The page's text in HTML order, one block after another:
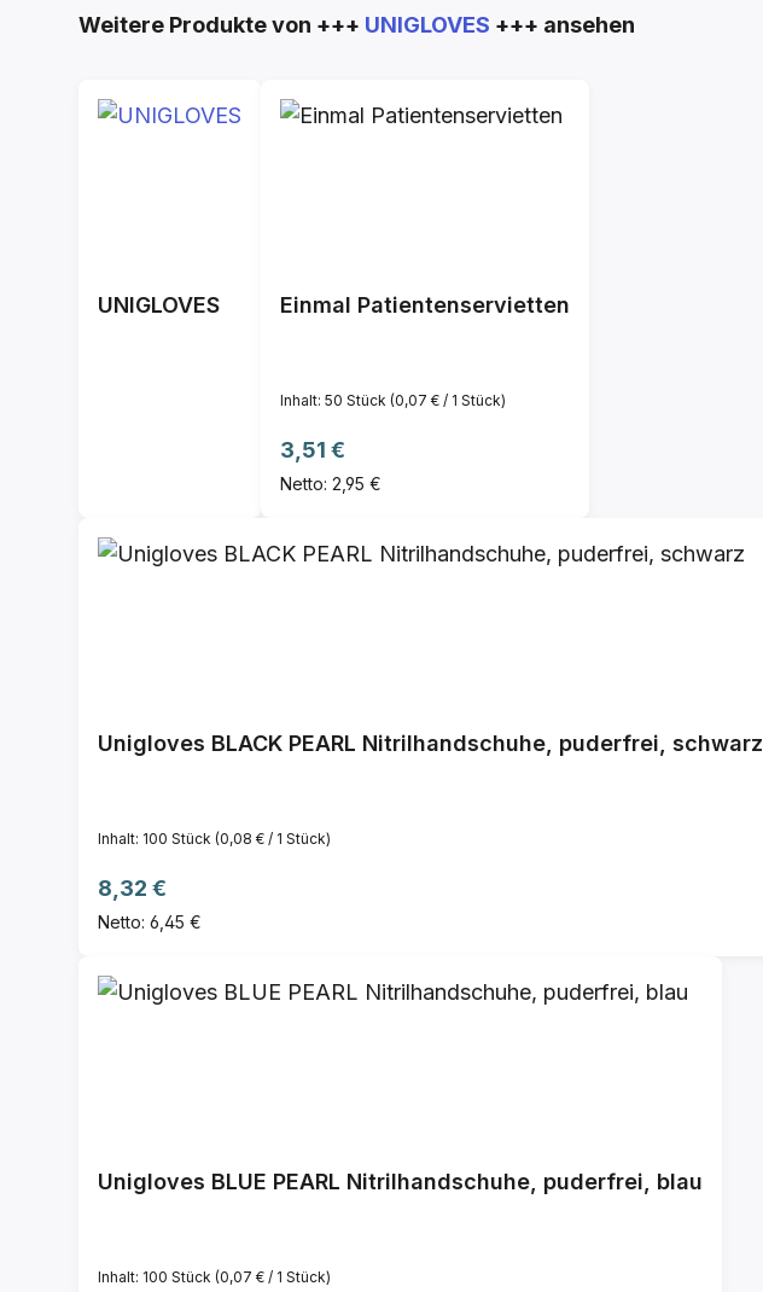
Produktgalerie überspringen
Weitere Produkte von +++ UNIGLOVES +++ ansehen
UNIGLOVES Einmal Patientenservietten
Inhalt: 50 Stück (0,07 € / 1 Stück)
Regulärer Preis:
3,51 €
Netto: 2,95 €
Unigloves BLACK PEARL Nitrilhandschuhe, puderfrei, schwarz
Inhalt: 100 Stück (0,08 € / 1 Stück)
Regulärer Preis:
8,32 €
Netto: 6,45 €
Unigloves BLUE PEARL Nitrilhandschuhe, puderfrei, blau
Inhalt: 100 Stück (0,07 € / 1 Stück)